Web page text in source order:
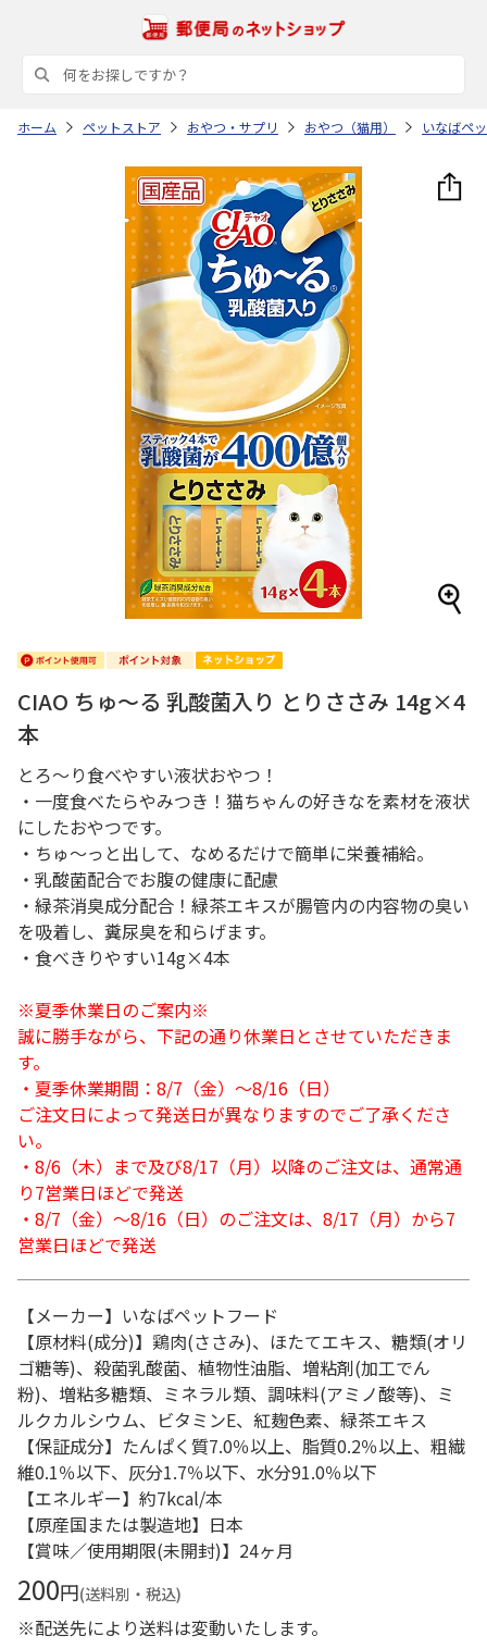
ホーム ペットストア おやつ・サプリ おやつ（猫用） いなばペ
CIAO ちゅ～る 乳酸菌入り とりささみ 14g×4
本
とろ～り食べやすい液状おやつ！
・一度食べたらやみつき！猫ちゃんの好きなを素材を液状
にしたおやつです。
・ちゅ～っと出して、なめるだけで簡単に栄養補給。
・乳酸菌配合でお腹の健康に配慮
・緑茶消臭成分配合！緑茶エキスが腸管内の内容物の臭い
を吸着し、糞尿臭を和らげます。
・食べきりやすい14g×4本
※夏季休業日のご案内※
誠に勝手ながら、下記の通り休業日とさせていただきま
す。
・夏季休業期間：8/7（金）～8/16（日）
ご注文日によって発送日が異なりますのでご了承くださ
い。
・8/6（木）まで及び8/17（月）以降のご注文は、通常通
り7営業日ほどで発送
・8/7（金）～8/16（日）のご注文は、8/17（月）から7
営業日ほどで発送
【メーカー】いなばペットフード
【原材料(成分)】鶏肉(ささみ)、ほたてエキス、糖類(オリ
ゴ糖等)、殺菌乳酸菌、植物性油脂、増粘剤(加工でん
粉)、増粘多糖類、ミネラル類、調味料(アミノ酸等)、ミ
ルクカルシウム、ビタミンE、紅麹色素、緑茶エキス
【保証成分】たんぱく質7.0％以上、脂質0.2％以上、粗繊
維0.1％以下、灰分1.7％以下、水分91.0％以下
【エネルギー】約7kcal/本
【原産国または製造地】日本
【賞味／使用期限(未開封)】24ヶ月
200円(送料別・税込)
※配送先により送料は変動いたします。